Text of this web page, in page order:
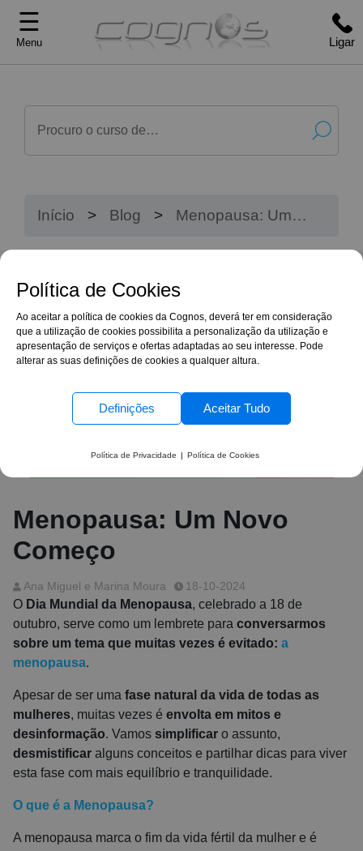
Política de Cookies
Ao aceitar a política de cookies da Cognos, deverá ter em consideração
que a utilização de cookies possibilita a personalização da utilização e
apresentação de serviços e ofertas adaptadas ao seu interesse. Pode
alterar as suas definições de cookies a qualquer altura.
Definições Aceitar Tudo
Política de Privacidade | Política de Cookies
☰
Menu Ligar
Início Blog
Menopausa: Um
Menopausa: Um Novo
Começo
Ana Miguel e Marina Moura 18-10-2024
O Dia Mundial da Menopausa, celebrado a 18 de
outubro, serve como um lembrete para conversarmos
sobre um tema que muitas vezes é evitado: a
menopausa.
Apesar de ser uma fase natural da vida de todas as
mulheres, muitas vezes é envolta em mitos e
desinformação. Vamos simplificar o assunto,
desmistificar alguns conceitos e partilhar dicas para viver
esta fase com mais equilíbrio e tranquilidade.
O que é a Menopausa?
A menopausa marca o fim da vida fértil da mulher e é